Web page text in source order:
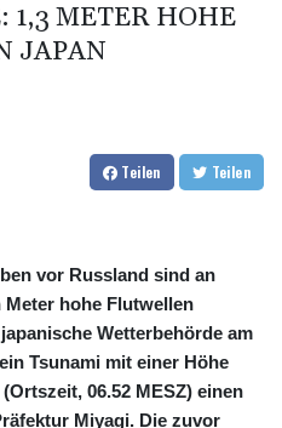
1,3 METER HOHE
JAPAN
Teilen Teilen
vor Russland sind an
hohe Flutwellen
Wetterbehörde am
Tsunami mit einer Höhe
06.52 MESZ) einen
Miyagi. Die zuvor